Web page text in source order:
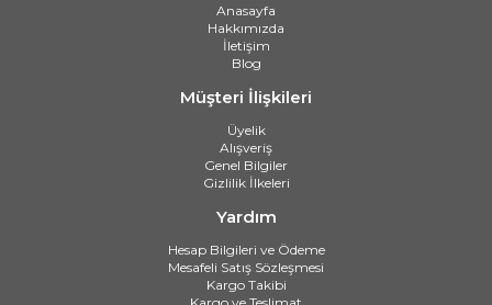
Anasayfa
Hakkımızda
İletişim
Blog
Müşteri İlişkileri
Üyelik
Alışveriş
Genel Bilgiler
Gizlilik İlkeleri
Yardım
Hesap Bilgileri ve Ödeme
Mesafeli Satış Sözleşmesi
Kargo Takibi